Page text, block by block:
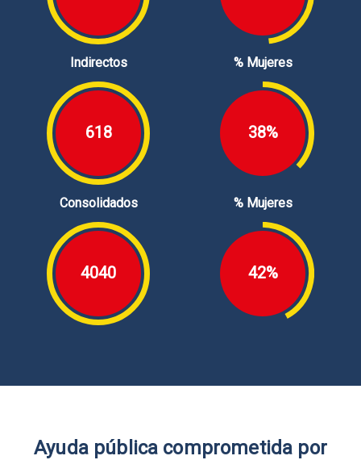
Indirectos
618
% Mujeres
38%
Consolidados
4040
% Mujeres
42%
Ayuda pública comprometida por